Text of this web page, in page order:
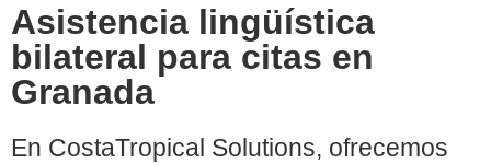
Asistencia lingüística
bilateral para citas en
Granada
En CostaTropical Solutions, ofrecemos